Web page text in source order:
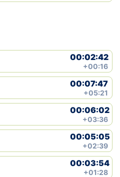
00:02:42
+00:16
00:07:47
+05:21
00:06:02
+03:36
00:05:05
+02:39
00:03:54
+01:28